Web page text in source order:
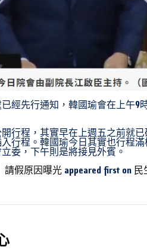
經先行通知，韓國瑜會在上午9
行程，其實早在上週五之前就
行程。韓國瑜今日其實也行程
委，下午則是將接見外賓。
假原因曝光 appeared first on 民